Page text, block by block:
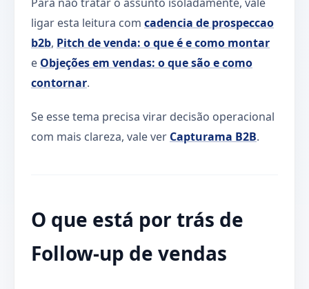
ligar esta leitura com cadencia de prospeccao
b2b, Pitch de venda: o que é e como montar
e Objeções em vendas: o que são e como
contornar.
Se esse tema precisa virar decisão operacional
com mais clareza, vale ver Capturama B2B.
O que está por trás de
Follow-up de vendas